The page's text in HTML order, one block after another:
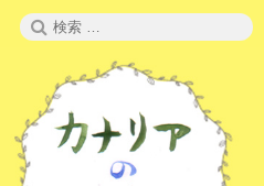
検
索: